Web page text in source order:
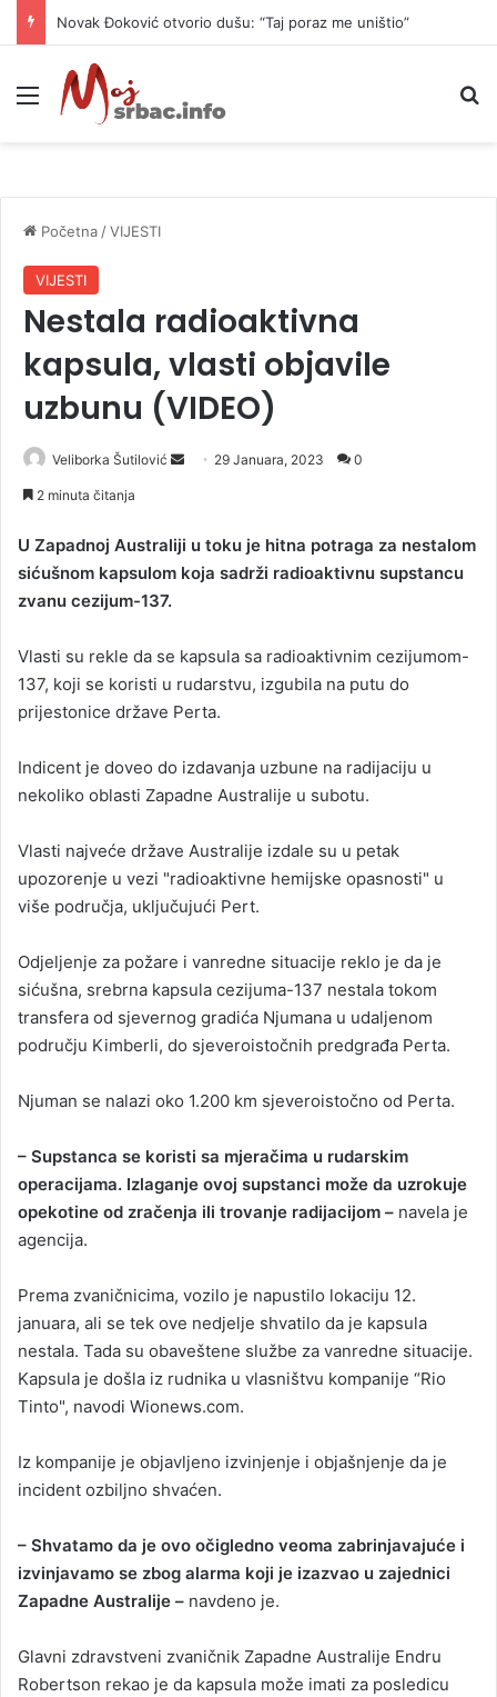
Novak Đoković otvorio dušu: “Taj poraz me uništio”
Meni
Početna /VIJESTI
VIJESTI
Nestala radioaktivna
kapsula, vlasti objavile
uzbunu (VIDEO)
Veliborka Šutilović
d
a
29 Januara, 2023 0
2 minuta čitanja
U Zapadnoj Australiji u toku je hitna potraga za nestalom
sićušnom kapsulom koja sadrži radioaktivnu supstancu
zvanu cezijum-137.
Vlasti su rekle da se kapsula sa radioaktivnim cezijumom-
137, koji se koristi u rudarstvu, izgubila na putu do
prijestonice države Perta.
Indicent je doveo do izdavanja uzbune na radijaciju u
nekoliko oblasti Zapadne Australije u subotu.
Vlasti najveće države Australije izdale su u petak
upozorenje u vezi "radioaktivne hemijske opasnosti" u
više područja, uključujući Pert.
Odjeljenje za požare i vanredne situacije reklo je da je
sićušna, srebrna kapsula cezijuma-137 nestala tokom
transfera od sjevernog gradića Njumana u udaljenom
području Kimberli, do sjeveroistočnih predgrađa Perta.
Njuman se nalazi oko 1.200 km sjeveroistočno od Perta.
– Supstanca se koristi sa mjeračima u rudarskim
operacijama. Izlaganje ovoj supstanci može da uzrokuje
opekotine od zračenja ili trovanje radijacijom – navela je
agencija.
Prema zvaničnicima, vozilo je napustilo lokaciju 12.
januara, ali se tek ove nedjelje shvatilo da je kapsula
nestala. Tada su obaveštene službe za vanredne situacije.
Kapsula je došla iz rudnika u vlasništvu kompanije “Rio
Tinto", navodi Wionews.com.
Iz kompanije je objavljeno izvinjenje i objašnjenje da je
incident ozbiljno shvaćen.
– Shvatamo da je ovo očigledno veoma zabrinjavajuće i
izvinjavamo se zbog alarma koji je izazvao u zajednici
Zapadne Australije – navdeno je.
Glavni zdravstveni zvaničnik Zapadne Australije Endru
Robertson rekao je da kapsula može imati za posledicu